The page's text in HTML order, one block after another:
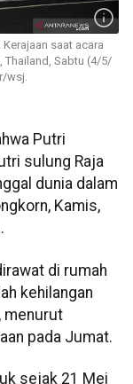
saat acara
Thailand, Sabtu (4/5/
wsj.
Putri
sulung Raja
dunia dalam
Kamis,
di rumah
kehilangan
menurut
pada Jumat.
sejak 21 Mei